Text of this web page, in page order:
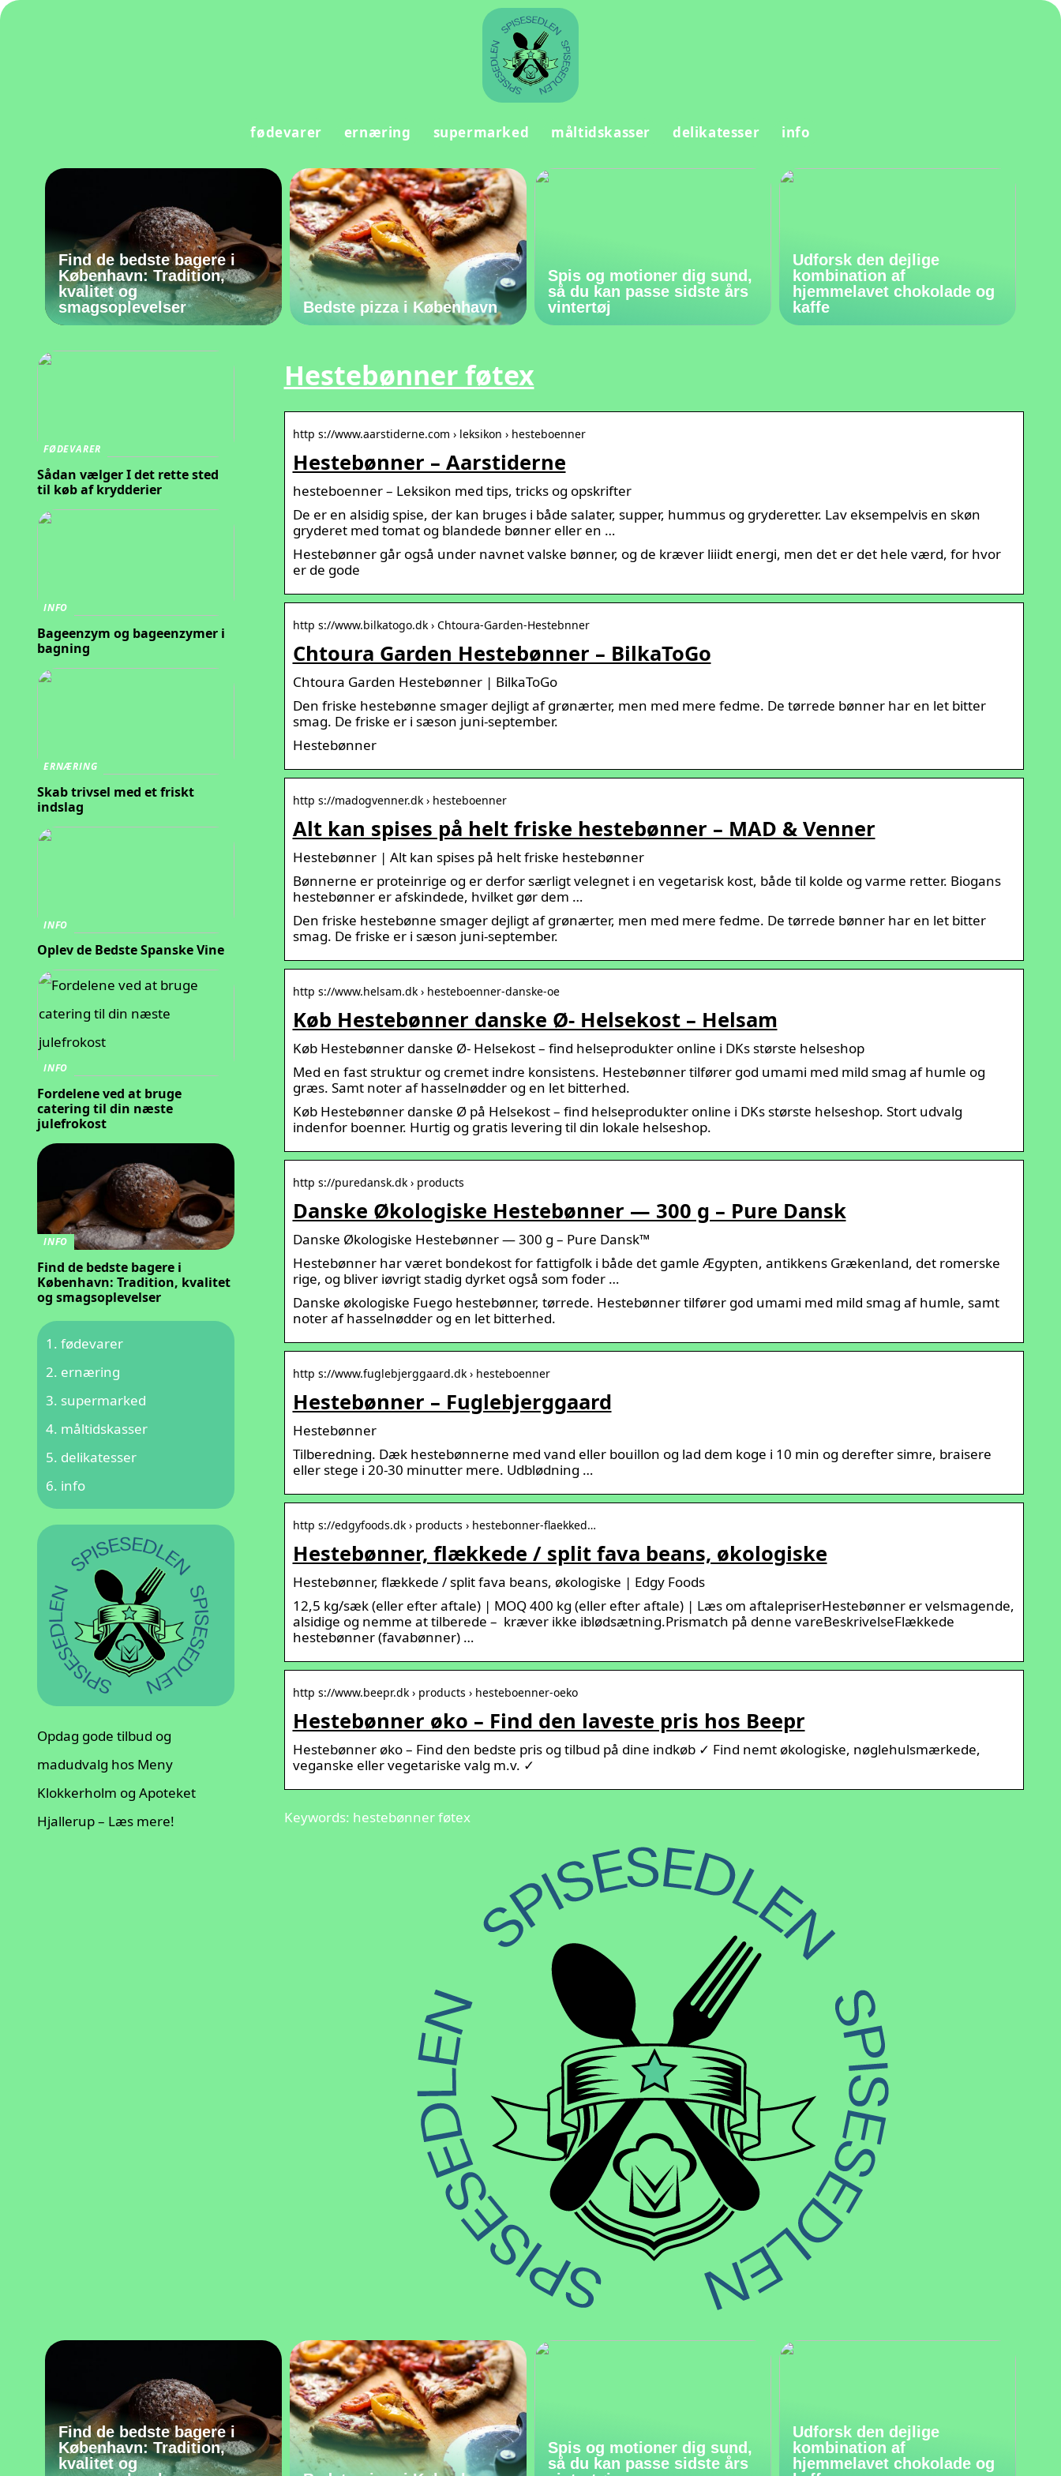
fødevarer ernæring supermarked måltidskasser delikatesser info
Find de bedste bagere i
København: Tradition,
kvalitet og
smagsoplevelser
Bedste pizza i København
Spis og motioner dig sund,
så du kan passe sidste års
vintertøj
Udforsk den dejlige
kombination af
hjemmelavet chokolade og
kaffe
Hestebønner føtex
http s://www.aarstiderne.com › leksikon › hesteboenner
Hestebønner – Aarstiderne
hesteboenner – Leksikon med tips, tricks og opskrifter
De er en alsidig spise, der kan bruges i både salater, supper, hummus og gryderetter. Lav eksempelvis en skøn
gryderet med tomat og blandede bønner eller en …
Hestebønner går også under navnet valske bønner, og de kræver liiidt energi, men det er det hele værd, for hvor
er de gode
http s://www.bilkatogo.dk › Chtoura-Garden-Hestebnner
Chtoura Garden Hestebønner – BilkaToGo
Chtoura Garden Hestebønner | BilkaToGo
Den friske hestebønne smager dejligt af grønærter, men med mere fedme. De tørrede bønner har en let bitter
smag. De friske er i sæson juni-september.
Hestebønner
http s://madogvenner.dk › hesteboenner
Alt kan spises på helt friske hestebønner – MAD & Venner
Hestebønner | Alt kan spises på helt friske hestebønner
Bønnerne er proteinrige og er derfor særligt velegnet i en vegetarisk kost, både til kolde og varme retter. Biogans
hestebønner er afskindede, hvilket gør dem …
Den friske hestebønne smager dejligt af grønærter, men med mere fedme. De tørrede bønner har en let bitter
smag. De friske er i sæson juni-september.
http s://www.helsam.dk › hesteboenner-danske-oe
Køb Hestebønner danske Ø- Helsekost – Helsam
Køb Hestebønner danske Ø- Helsekost – find helseprodukter online i DKs største helseshop
Med en fast struktur og cremet indre konsistens. Hestebønner tilfører god umami med mild smag af humle og
græs. Samt noter af hasselnødder og en let bitterhed.
Køb Hestebønner danske Ø på Helsekost – find helseprodukter online i DKs største helseshop. Stort udvalg
indenfor boenner. Hurtig og gratis levering til din lokale helseshop.
http s://puredansk.dk › products
Danske Økologiske Hestebønner — 300 g – Pure Dansk
Danske Økologiske Hestebønner — 300 g – Pure Dansk™
Hestebønner har været bondekost for fattigfolk i både det gamle Ægypten, antikkens Grækenland, det romerske
rige, og bliver iøvrigt stadig dyrket også som foder …
Danske økologiske Fuego hestebønner, tørrede. Hestebønner tilfører god umami med mild smag af humle, samt
noter af hasselnødder og en let bitterhed.
http s://www.fuglebjerggaard.dk › hesteboenner
Hestebønner – Fuglebjerggaard
Hestebønner
Tilberedning. Dæk hestebønnerne med vand eller bouillon og lad dem koge i 10 min og derefter simre, braisere
eller stege i 20-30 minutter mere. Udblødning …
http s://edgyfoods.dk › products › hestebonner-flaekked…
Hestebønner, flækkede / split fava beans, økologiske
Hestebønner, flækkede / split fava beans, økologiske | Edgy Foods
12,5 kg/sæk (eller efter aftale) | MOQ 400 kg (eller efter aftale) | Læs om aftalepriserHestebønner er velsmagende,
alsidige og nemme at tilberede – kræver ikke iblødsætning.Prismatch på denne vareBeskrivelseFlækkede
hestebønner (favabønner) …
http s://www.beepr.dk › products › hesteboenner-oeko
Hestebønner øko – Find den laveste pris hos Beepr
Hestebønner øko – Find den bedste pris og tilbud på dine indkøb ✓ Find nemt økologiske, nøglehulsmærkede,
veganske eller vegetariske valg m.v. ✓
Keywords: hestebønner føtex
FØDEVARER
Sådan vælger I det rette sted
til køb af krydderier
INFO
Bageenzym og bageenzymer i
bagning
ERNÆRING
Skab trivsel med et friskt
indslag
INFO
Oplev de Bedste Spanske Vine
INFO
Fordelene ved at bruge
catering til din næste
julefrokost
INFO
Find de bedste bagere i
København: Tradition, kvalitet
og smagsoplevelser
fødevarer
ernæring
supermarked
måltidskasser
delikatesser
info
Opdag gode tilbud og
madudvalg hos Meny
Klokkerholm og Apoteket
Hjallerup – Læs mere!
Find de bedste bagere i
København: Tradition,
kvalitet og
Spis og motioner dig sund,
så du kan passe sidste års
Udforsk den dejlige
kombination af
hjemmelavet chokolade og